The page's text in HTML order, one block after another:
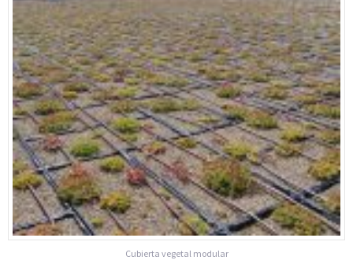
Cubierta vegetal modular